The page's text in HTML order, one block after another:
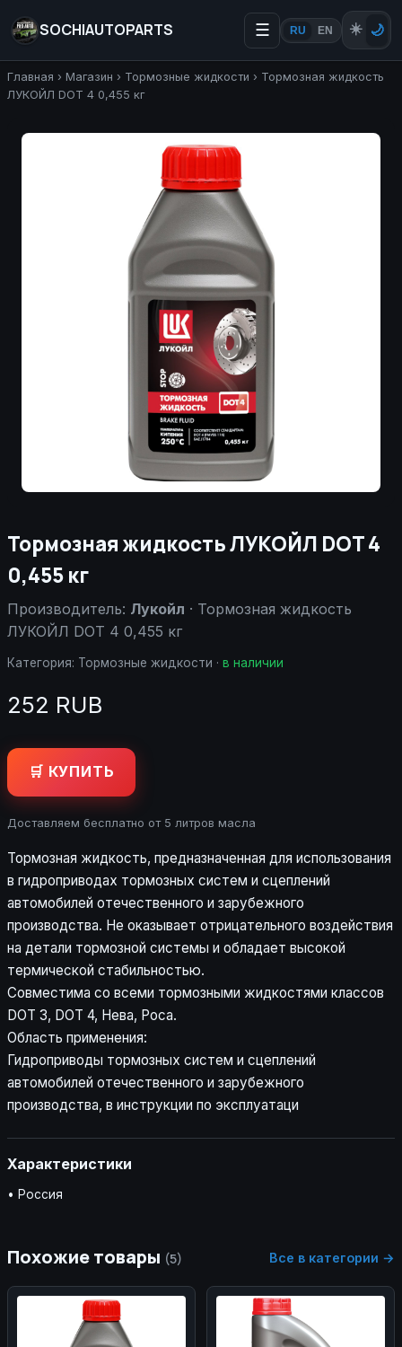
SOCHIAUTOPARTS ☰ RU EN ☀️ 🌙
Главная › Магазин › Тормозные жидкости › Тормозная жидкость
ЛУКОЙЛ DOT 4 0,455 кг
Тормозная жидкость ЛУКОЙЛ DOT 4
0,455 кг
Производитель: Лукойл · Тормозная жидкость
ЛУКОЙЛ DOT 4 0,455 кг
Категория: Тормозные жидкости · в наличии
252 RUB
🛒 КУПИТЬ
Доставляем бесплатно от 5 литров масла
Тормозная жидкость, предназначенная для использования
в гидроприводах тормозных систем и сцеплений
автомобилей отечественного и зарубежного
производства. Не оказывает отрицательного воздействия
на детали тормозной системы и обладает высокой
термической стабильностью.
Совместима со всеми тормозными жидкостями классов
DOT 3, DOT 4, Нева, Роса.
Область применения:
Гидроприводы тормозных систем и сцеплений
автомобилей отечественного и зарубежного
производства, в инструкции по эксплуатаци
Характеристики
• Россия
Похожие товары (5) Все в категории →